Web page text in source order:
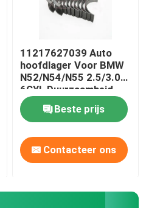
11217627039 Auto
hoofdlager Voor BMW
N52/N54/N55 2.5/3.0T
6CYL Duurzaamheid
Beste prijs
Contacteer ons